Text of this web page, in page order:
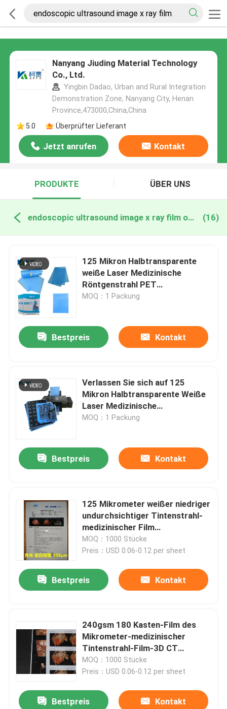
Nanyang Jiuding Material Technology
Co., Ltd.
Yingbin Dadao, Urban and Rural Integration
Demonstration Zone, Nanyang City, Henan
Province,473000,China,China
5.0
Überprüfter Lieferant
Jetzt anrufen Kontakt
PRODUKTE ÜBER UNS
endoscopic ultrasound image x ray film online manufacture (16)
125 Mikron Halbtransparente
weiße Laser Medizinische
Röntgenstrahl PET
Kunststofffolien Präzision
MOQ：1 Packung
Bestpreis Kontakt
Verlassen Sie sich auf 125
Mikron Halbtransparente Weiße
Laser Medizinische
Röntgenstrahl PET Plastikfolien
MOQ：1 Packung
Bestpreis Kontakt
125 Mikrometer weißer niedriger
undurchsichtiger Tintenstrahl-
medizinischer Film
dreidimensionale CT-Scan-Film-
MOQ：1000 Stücke
Preis：USD 0.06-0.12 per sheet
Bestpreis Kontakt
240gsm 180 Kasten-Film des
Mikrometer-medizinischer
Tintenstrahl-Film-3D CT
umweltfreundlich
MOQ：1000 Stücke
Preis：USD 0.06-0.12 per sheet
Bestpreis Kontakt